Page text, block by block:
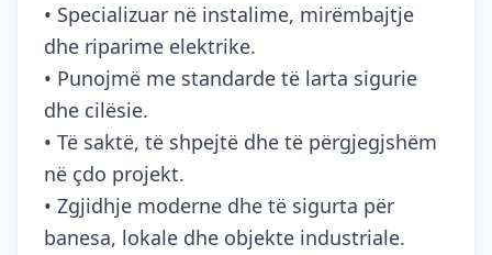
• Specializuar në instalime, mirëmbajtje
dhe riparime elektrike.
• Punojmë me standarde të larta sigurie
dhe cilësie.
• Të saktë, të shpejtë dhe të përgjegjshëm
në çdo projekt.
• Zgjidhje moderne dhe të sigurta për
banesa, lokale dhe objekte industriale.